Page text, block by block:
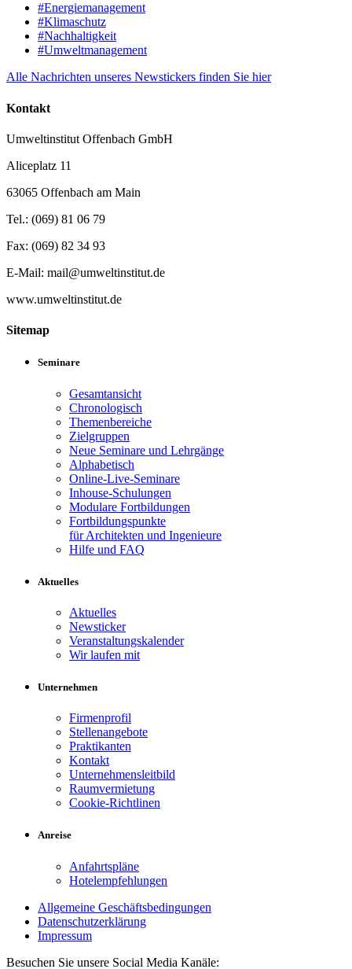
#Energiemanagement
#Klimaschutz
#Nachhaltigkeit
#Umweltmanagement
Alle Nachrichten unseres Newstickers finden Sie hier
Kontakt
Umweltinstitut Offenbach GmbH
Aliceplatz 11
63065 Offenbach am Main
Tel.: (069) 81 06 79
Fax: (069) 82 34 93
E-Mail: mail@umweltinstitut.de
www.umweltinstitut.de
Sitemap
Seminare
Gesamtansicht
Chronologisch
Themenbereiche
Zielgruppen
Neue Seminare und Lehrgänge
Alphabetisch
Online-Live-Seminare
Inhouse-Schulungen
Modulare Fortbildungen
Fortbildungspunkte
für Architekten und Ingenieure
Hilfe und FAQ
Aktuelles
Aktuelles
Newsticker
Veranstaltungskalender
Wir laufen mit
Unternehmen
Firmenprofil
Stellenangebote
Praktikanten
Kontakt
Unternehmensleitbild
Raumvermietung
Cookie-Richtlinen
Anreise
Anfahrtspläne
Hotelempfehlungen
Allgemeine Geschäftsbedingungen
Datenschutzerklärung
Impressum
Besuchen Sie unsere Social Media Kanäle: